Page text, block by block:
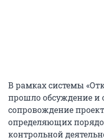
В рамках системы
прошло обсуждение и
сопровождение
определяющих
контрольной